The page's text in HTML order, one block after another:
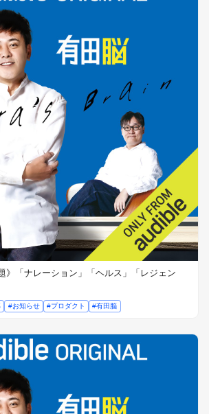
》「ナレーション」「ヘルス」「レジェン
#お知らせ #プロダクト #有田脳